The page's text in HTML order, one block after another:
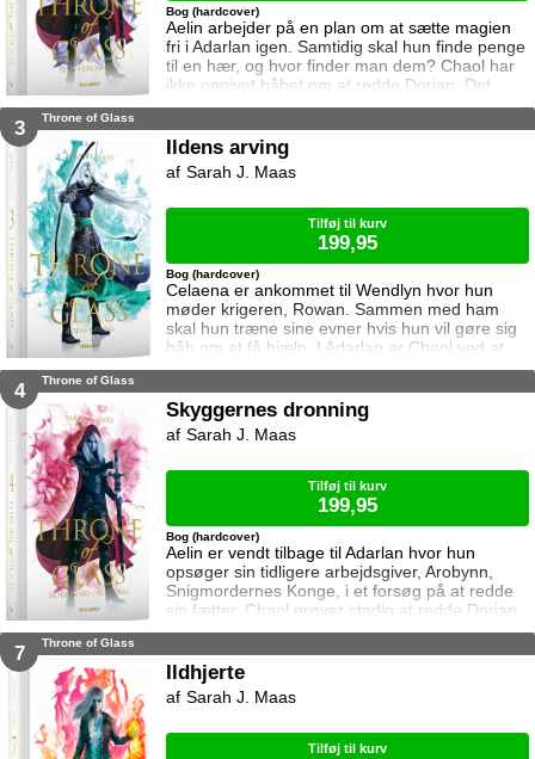
Aelin arbejder på en plan om at sætte magien
fri i Adarlan igen. Samtidig skal hun finde penge
til en hær, og hvor finder man dem? Chaol har
ikke opgivet håbet om at redde Dorian. Det
bliver dog konstant sværere at forsvare hvad
for prinsen lader til at have opgivet kampen.
Manon plages af samvittighedskvaler og
presses fra alle sider. På den ene står
Bog (hardcover)
3 Throne of Glass
Ildens arving
Celaena er ankommet til Wendlyn hvor hun
møder krigeren, Rowan. Sammen med ham
skal hun træne sine evner hvis hun vil gøre sig
håb om at få hjælp. I Adarlan er Chaol ved at
finde sin efterfølger. Han er dog slet ikke klar til
han nu prøver at beskytte mere end før. Dorian
har lagt afstand til Chaol siden Chaol opdagede
hans magi. Han prøver at undertrykke den,
Bog (hardcover)
Sarah J. Maas
Tilføj til kurv
199,95
4 Throne of Glass
Skyggernes dronning
Aelin er vendt tilbage til Adarlan hvor hun
opsøger sin tidligere arbejdsgiver, Arobynn,
Snigmordernes Konge, i et forsøg på at redde
sin fætter. Chaol prøver stadig at redde Dorian,
men det bliver fortsat sværere som tiden går.
ikke længere at kæmpe imod. Samtidig står
Manon i en svær situation. Hertug Perrington
har givet hende klare ordrer, men skal hun
Bog (hardcover)
Sarah J. Maas
Tilføj til kurv
199,95
7 Throne of Glass
Ildhjerte
Sarah J. Maas
Tilføj til kurv